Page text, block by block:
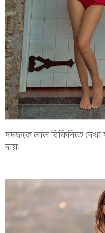
সদফকে লাল বিকিনিতে দেখা
দায়।